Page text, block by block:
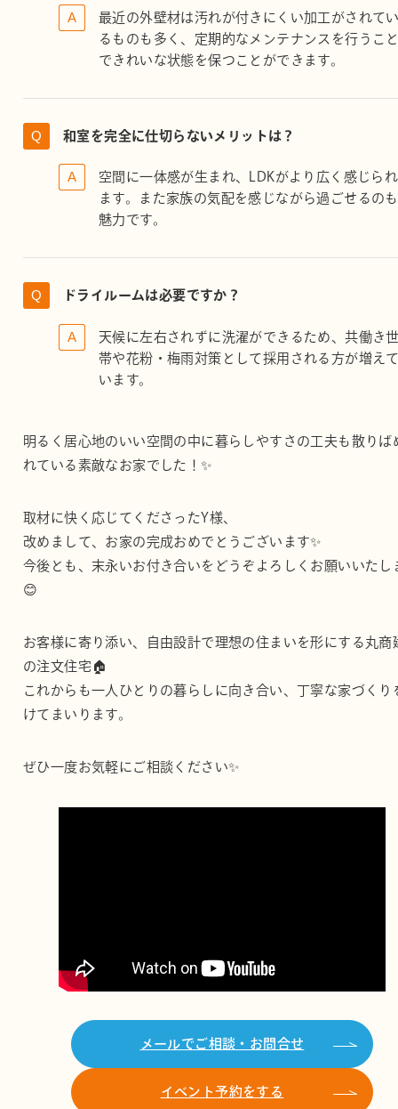
最近の外壁材は汚れが付きにくい加工がされて
るものも多く、定期的なメンテナンスを行うこ
できれいな状態を保つことができます。
和室を完全に仕切らないメリットは？
空間に一体感が生まれ、LDKがより広く感じられ
ます。また家族の気配を感じながら過ごせるのも
魅力です。
ドライルームは必要ですか？
天候に左右されずに洗濯ができるため、共働き
帯や花粉・梅雨対策として採用される方が増え
います。
明るく居心地のいい空間の中に暮らしやすさの工夫も散りば
れている素敵なお家でした！✨
取材に快く応じてくださったY様、
改めまして、お家の完成おめでとうございます✨
今後とも、末永いお付き合いをどうぞよろしくお願いいたし
😊
お客様に寄り添い、自由設計で理想の住まいを形にする丸商
の注文住宅🏠
これからも一人ひとりの暮らしに向き合い、丁寧な家づくり
けてまいります。
ぜひ一度お気軽にご相談ください✨
メールでご相談・お問合せ
イベント予約をする